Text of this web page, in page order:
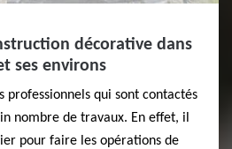
décorative dans
ses environs
professionnels qui sont contactés
nombre de travaux. En effet, il
pour faire les opérations de